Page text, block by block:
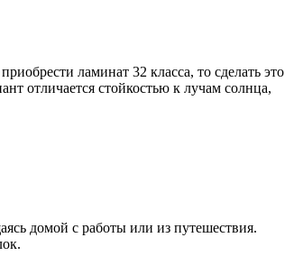
ламинат 32 класса, то сделать это
отличается стойкостью к лучам солнца,
домой с работы или из путешествия.